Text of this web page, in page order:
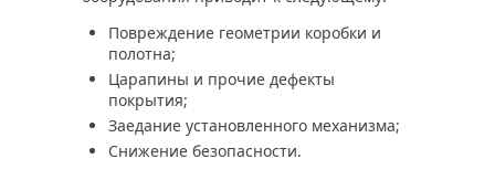
Повреждение геометрии коробки и
полотна;
Царапины и прочие дефекты
покрытия;
Заедание установленного механизма;
Снижение безопасности.